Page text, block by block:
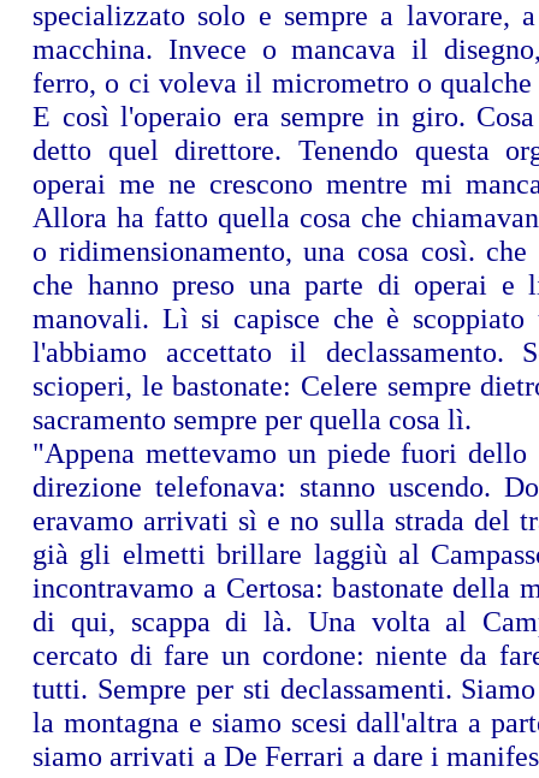
specializzato solo e sempre a lavorare,
macchina. Invece o mancava il
ferro, o ci voleva il micrometro o qualche
E così l'operaio era sempre in giro.
detto quel direttore. Tenendo questa
operai me ne crescono mentre mi
Allora ha fatto quella cosa che
o ridimensionamento, una cosa così.
che hanno preso una parte di operai e
manovali. Lì si capisce che è scoppiato
l'abbiamo accettato il declassamento.
scioperi, le bastonate: Celere sempre
sacramento sempre per quella cosa lì.
"Appena mettevamo un piede fuori
direzione telefonava: stanno uscendo.
eravamo arrivati sì e no sulla strada del
già gli elmetti brillare laggiù al
incontravamo a Certosa: bastonate della
di qui, scappa di là. Una volta al
cercato di fare un cordone: niente da
tutti. Sempre per sti declassamenti.
la montagna e siamo scesi dall'altra a
siamo arrivati a De Ferrari a dare i